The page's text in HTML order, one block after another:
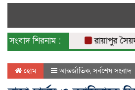
সংবাদ শিরনাম :
রায়াপুর সৈয়দ
হোম আন্তর্জাতিক,সর্বশেষ সংবাদ